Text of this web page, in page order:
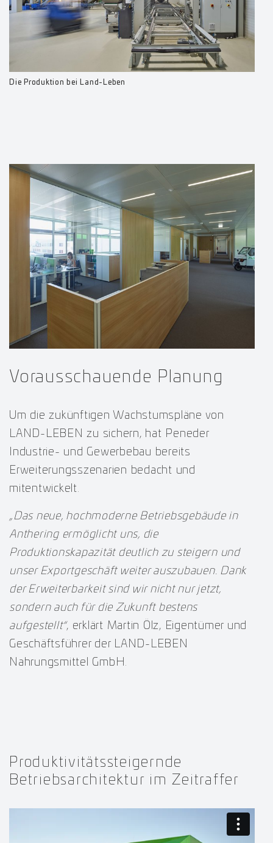
Die Produktion bei Land-Leben
Vorausschauende Planung
Um die zukünftigen Wachstumspläne von
LAND-LEBEN zu sichern, hat Peneder
Industrie- und Gewerbebau bereits
Erweiterungsszenarien bedacht und
mitentwickelt.
„Das neue, hochmoderne Betriebsgebäude in
Anthering ermöglicht uns, die
Produktionskapazität deutlich zu steigern und
unser Exportgeschäft weiter auszubauen. Dank
der Erweiterbarkeit sind wir nicht nur jetzt,
sondern auch für die Zukunft bestens
aufgestellt“, erklärt Martin Ölz, Eigentümer und
Geschäftsführer der LAND-LEBEN
Nahrungsmittel GmbH.
Produktivitätssteigernde
Betriebsarchitektur im Zeitraffer